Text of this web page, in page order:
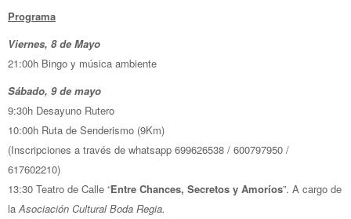
Programa
Viernes, 8 de Mayo
21:00h Bingo y música ambiente
Sábado, 9 de mayo
9:30h Desayuno Rutero
10:00h Ruta de Senderismo (9Km)
(Inscripciones a través de whatsapp 699626538 / 600797950 /
617602210)
13:30 Teatro de Calle “Entre Chances, Secretos y Amoríos”. A cargo de
la Asociación Cultural Boda Regia.